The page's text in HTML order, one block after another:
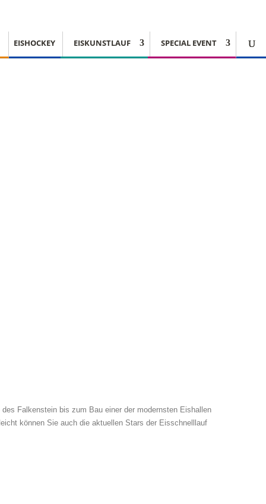
EISHOCKEY EISKUNSTLAUF SPECIAL EVENT
Falkenstein bis zum Bau einer der modernsten Eishallen
können Sie auch die aktuellen Stars der Eisschnelllauf